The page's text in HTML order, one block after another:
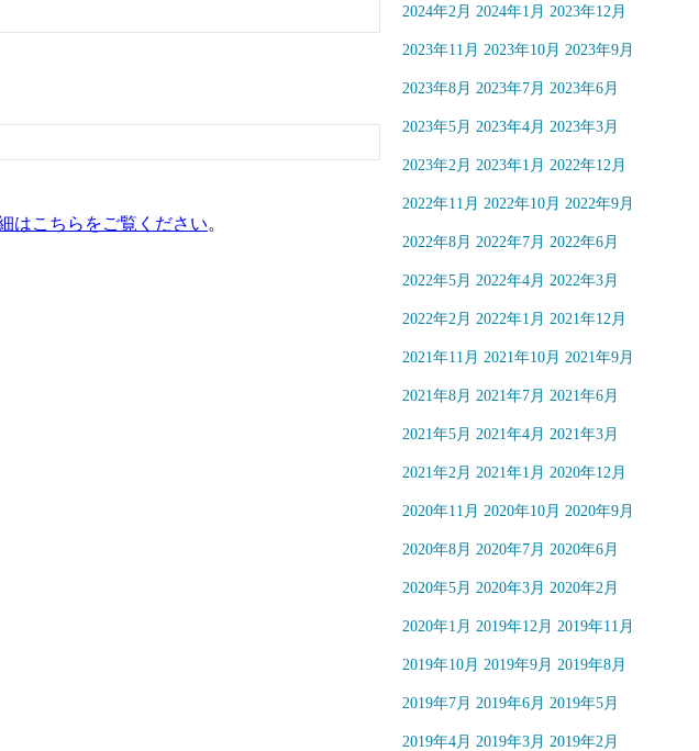
はこちらをご覧ください。
2024年2月 2024年1月 2023年12月
2023年11月 2023年10月 2023年9月
2023年8月 2023年7月 2023年6月
2023年5月 2023年4月 2023年3月
2023年2月 2023年1月 2022年12月
2022年11月 2022年10月 2022年9月
2022年8月 2022年7月 2022年6月
2022年5月 2022年4月 2022年3月
2022年2月 2022年1月 2021年12月
2021年11月 2021年10月 2021年9月
2021年8月 2021年7月 2021年6月
2021年5月 2021年4月 2021年3月
2021年2月 2021年1月 2020年12月
2020年11月 2020年10月 2020年9月
2020年8月 2020年7月 2020年6月
2020年5月 2020年3月 2020年2月
2020年1月 2019年12月 2019年11月
2019年10月 2019年9月 2019年8月
2019年7月 2019年6月 2019年5月
2019年4月 2019年3月 2019年2月